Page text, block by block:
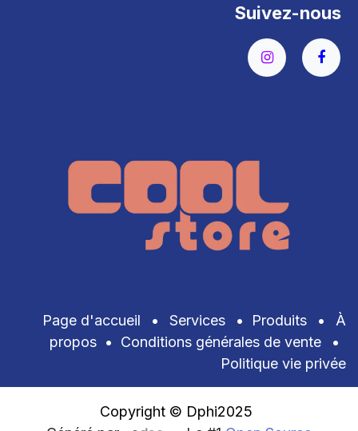
Suivez-nous
Page d'accueil • Services • Produits •
À
propos • Conditions générales de vente
•
Politique vie privée
Copyright © Dphi2025